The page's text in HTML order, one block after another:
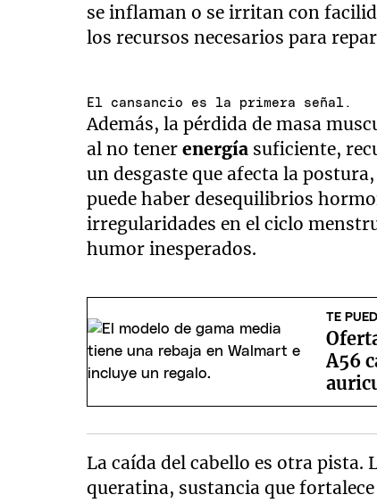
se inflaman o se irritan con
los recursos necesarios para
El cansancio es la primera señal.
Además, la pérdida de masa
al no tenerenergía suficiente,
un desgaste que afecta la
puede haber desequilibrios
irregularidades en el ciclo
humor inesperados.
TE
A56
La caída del cabello es otra pista.
queratina, sustancia que